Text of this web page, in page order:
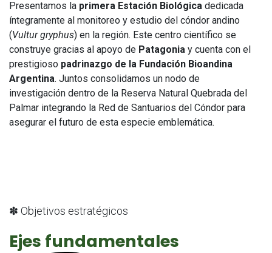
Presentamos la primera Estación Biológica dedicada
íntegramente al monitoreo y estudio del cóndor andino
(Vultur gryphus) en la región. Este centro científico se
construye gracias al apoyo de Patagonia y cuenta con el
prestigioso padrinazgo de la Fundación Bioandina
Argentina. Juntos consolidamos un nodo de
investigación dentro de la Reserva Natural Quebrada del
Palmar integrando la Red de Santuarios del Cóndor para
asegurar el futuro de esta especie emblemática.
✽ Objetivos estratégicos
Ejes fundamentales